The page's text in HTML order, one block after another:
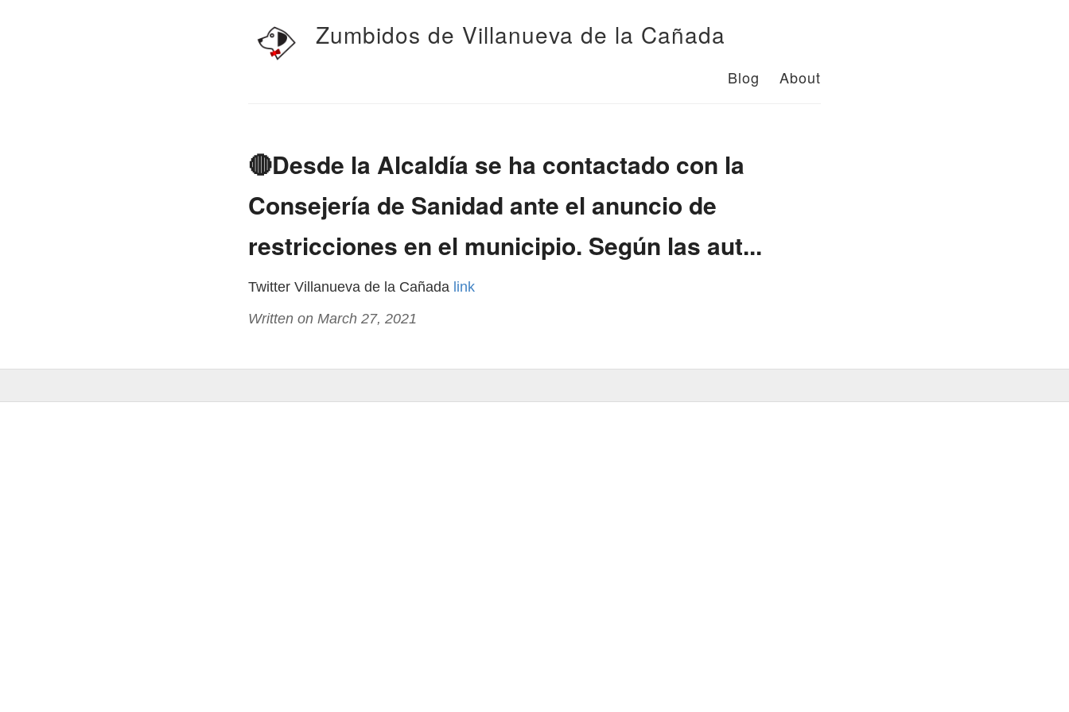
Zumbidos de Villanueva de la Cañada
Blog About
🔴Desde la Alcaldía se ha contactado con la
Consejería de Sanidad ante el anuncio de
restricciones en el municipio. Según las aut...
Twitter Villanueva de la Cañada link
Written on March 27, 2021